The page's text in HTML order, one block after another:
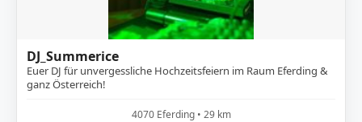
DJ_Summerice
Euer DJ für unvergessliche Hochzeitsfeiern im Raum Eferding &
ganz Österreich!
4070 Eferding • 29 km